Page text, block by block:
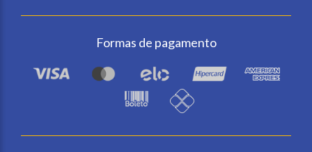
Formas de pagamento